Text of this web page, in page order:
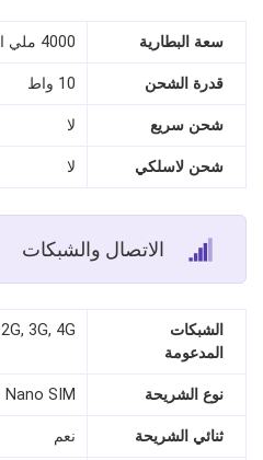
سعة البطارية 4000 ملي امبير
قدرة الشحن 10 واط
شحن سريع لا
شحن لاسلكي لا
الاتصال والشبكات
الشبكات
المدعومة
2G, 3G, 4G
نوع الشريحة Nano SIM
ثنائي الشريحة نعم